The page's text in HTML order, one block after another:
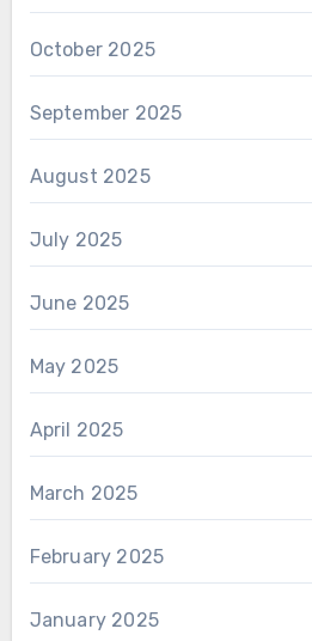
October 2025
September 2025
August 2025
July 2025
June 2025
May 2025
April 2025
March 2025
February 2025
January 2025